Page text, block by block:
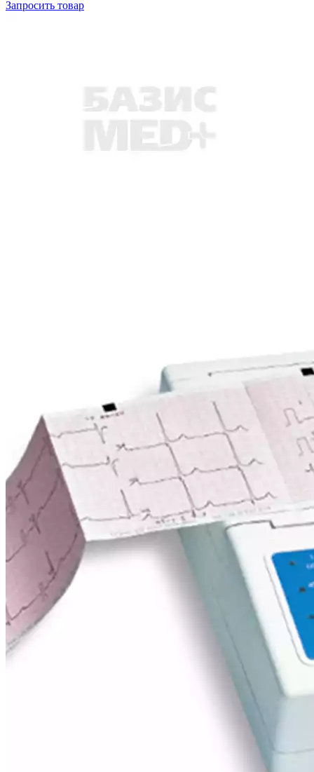
Запросить товар